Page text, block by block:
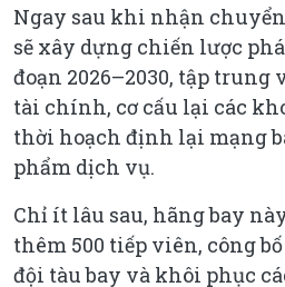
Ngay sau khi nhận
sẽ xây dựng chiến lược
đoạn 2026–2030, tập trung
tài chính, cơ cấu lại các
thời hoạch định lại mạng
phẩm dịch vụ.
Chỉ ít lâu sau, hãng bay
thêm 500 tiếp viên, công
đội tàu bay và khôi phục